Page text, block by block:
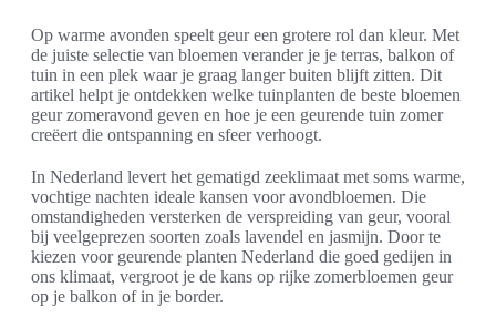
Op warme avonden speelt geur een grotere rol dan kleur. Met
de juiste selectie van bloemen verander je je terras, balkon of
tuin in een plek waar je graag langer buiten blijft zitten. Dit
artikel helpt je ontdekken welke tuinplanten de beste bloemen
geur zomeravond geven en hoe je een geurende tuin zomer
creëert die ontspanning en sfeer verhoogt.
In Nederland levert het gematigd zeeklimaat met soms warme,
vochtige nachten ideale kansen voor avondbloemen. Die
omstandigheden versterken de verspreiding van geur, vooral
bij veelgeprezen soorten zoals lavendel en jasmijn. Door te
kiezen voor geurende planten Nederland die goed gedijen in
ons klimaat, vergroot je de kans op rijke zomerbloemen geur
op je balkon of in je border.